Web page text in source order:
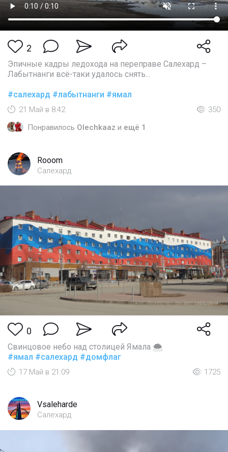
2
Эпичные кадры ледохода на переправе Салехард –
Лабытнанги всё-таки удалось снять...
#салехард #лабытнанги #ямал
21 Май в 8:42
350
Понравилось Olechkaaz и ещё 1
Rooom
Салехард
0
Свинцовое небо над столицей Ямала 🌨
#ямал #салехард #домфлаг
17 Май в 21:09 1725
Vsaleharde
Салехард